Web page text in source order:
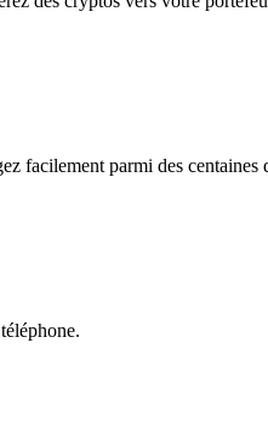
facilement parmi des